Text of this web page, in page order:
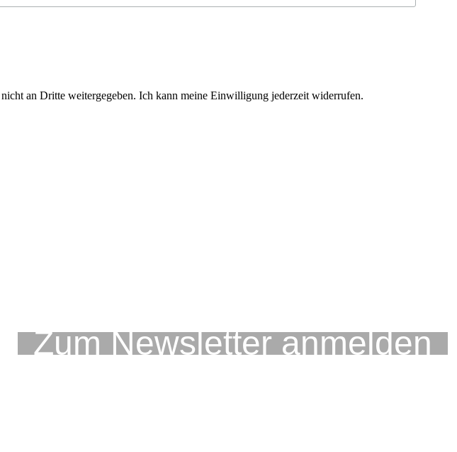
an Dritte weitergegeben. Ich kann meine Einwilligung jederzeit widerrufen.